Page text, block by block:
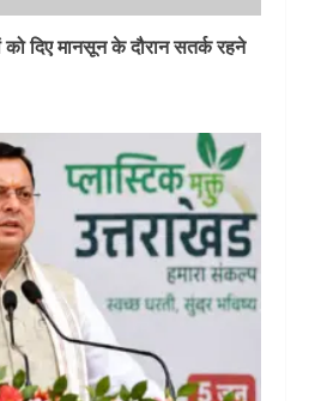
को दिए मानसून के दौरान सतर्क रहने